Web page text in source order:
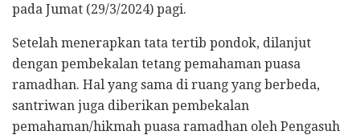
pada Jumat (29/3/2024) pagi.
Setelah menerapkan tata tertib pondok, dilanjut
dengan pembekalan tetang pemahaman puasa
ramadhan. Hal yang sama di ruang yang berbeda,
santriwan juga diberikan pembekalan
pemahaman/hikmah puasa ramadhan oleh Pengasuh